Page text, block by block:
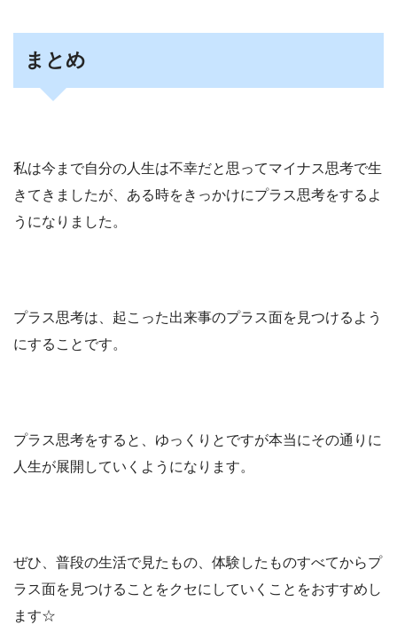
まとめ
私は今まで自分の人生は不幸だと思ってマイナス思考で生
きてきましたが、ある時をきっかけにプラス思考をするよ
うになりました。
プラス思考は、起こった出来事のプラス面を見つけるよう
にすることです。
プラス思考をすると、ゆっくりとですが本当にその通りに
人生が展開していくようになります。
ぜひ、普段の生活で見たもの、体験したものすべてからプ
ラス面を見つけることをクセにしていくことをおすすめし
ます☆